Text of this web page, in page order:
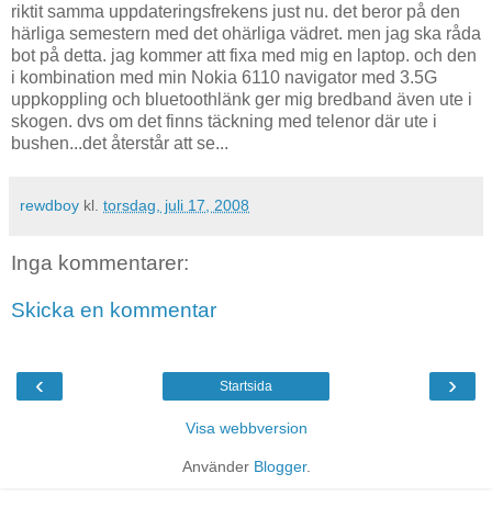
riktit samma uppdateringsfrekens just nu. det beror på den
härliga semestern med det ohärliga vädret. men jag ska råda
bot på detta. jag kommer att fixa med mig en laptop. och den
i kombination med min Nokia 6110 navigator med 3.5G
uppkoppling och bluetoothlänk ger mig bredband även ute i
skogen. dvs om det finns täckning med telenor där ute i
bushen...det återstår att se...
rewdboy kl. torsdag, juli 17, 2008
Inga kommentarer:
Skicka en kommentar
‹ ›
Startsida
Visa webbversion
Använder Blogger.